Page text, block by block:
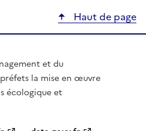
Haut de page
et du
la mise en œuvre
écologique et